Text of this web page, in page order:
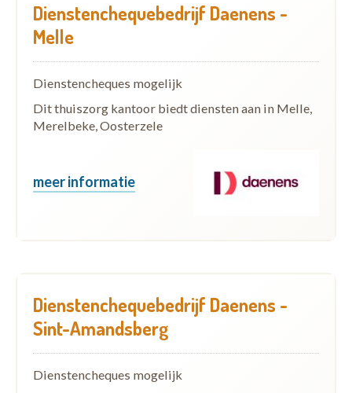
Dienstenchequebedrijf Daenens -
Melle
Dienstencheques mogelijk
Dit thuiszorg kantoor biedt diensten aan in Melle,
Merelbeke, Oosterzele
meer informatie
Dienstenchequebedrijf Daenens -
Sint-Amandsberg
Dienstencheques mogelijk